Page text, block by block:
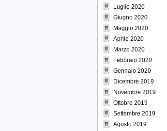
Luglio 2020
Giugno 2020
Maggio 2020
Aprile 2020
Marzo 2020
Febbraio 2020
Gennaio 2020
Dicembre 2019
Novembre 2019
Ottobre 2019
Settembre 2019
Agosto 2019